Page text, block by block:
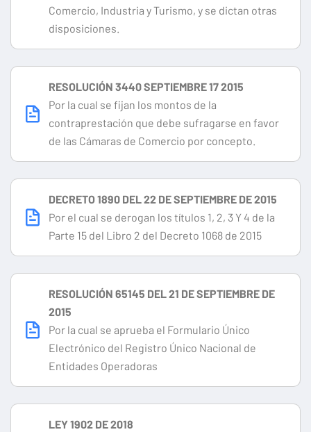
Comercio, Industria y Turismo, y se dictan otras
disposiciones.
RESOLUCIÓN 3440 SEPTIEMBRE 17 2015
Por la cual se fijan los montos de la
contraprestación que debe sufragarse en favor
de las Cámaras de Comercio por concepto.
DECRETO 1890 DEL 22 DE SEPTIEMBRE DE 2015
Por el cual se derogan los títulos 1, 2, 3 Y 4 de la
Parte 15 del Libro 2 del Decreto 1068 de 2015
RESOLUCIÓN 65145 DEL 21 DE SEPTIEMBRE DE
2015
Por la cual se aprueba el Formulario Único
Electrónico del Registro Único Nacional de
Entidades Operadoras
LEY 1902 DE 2018